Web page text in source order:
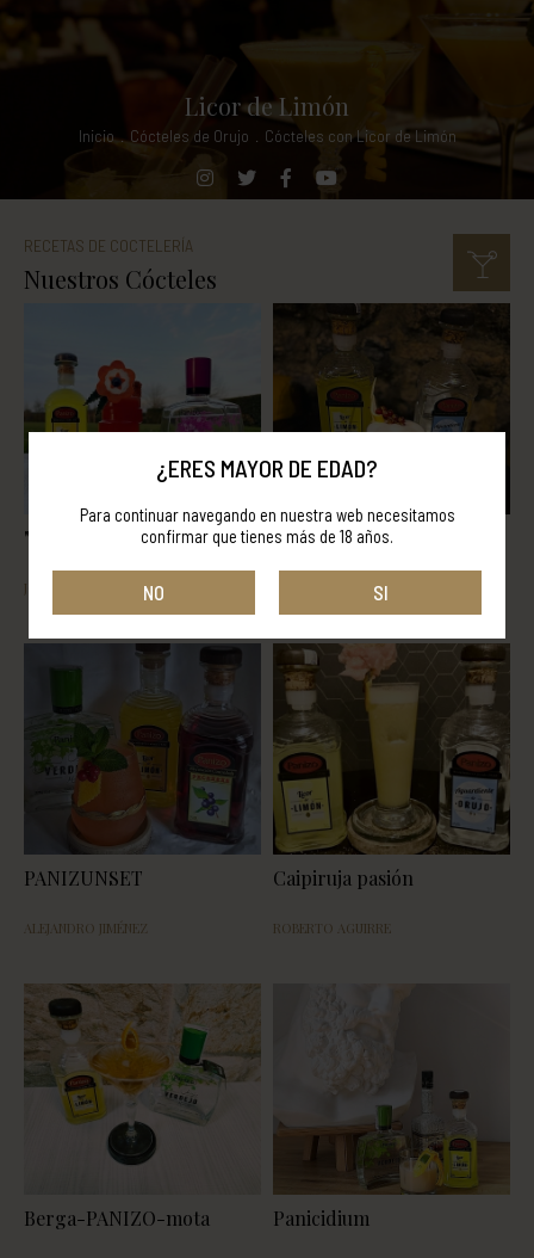
Licor de Limón
Inicio . Cócteles de Orujo Cócteles con Licor de Limón
RECETAS DE COCTELERÍA
Nuestros Cócteles
"TOMATE UN PANIZO"
JONATHAN MÉNDEZ TAPIOLES
The Break
PANIZUNSET
ALEJANDRO JIMÉNEZ
Caipiruja pasión
ROBERTO AGUIRRE
Berga-PANIZO-mota Panicidium
¿ERES MAYOR DE EDAD?
Para continuar navegando en nuestra web necesitamos
confirmar que tienes más de 18 años.
NO SI